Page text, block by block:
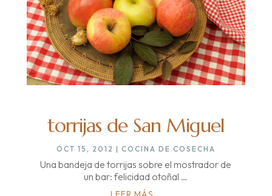
torrijas de San Miguel
OCT 15, 2012 | COCINA DE COSECHA
Una bandeja de torrijas sobre el mostrador de
un bar: felicidad otoñal …